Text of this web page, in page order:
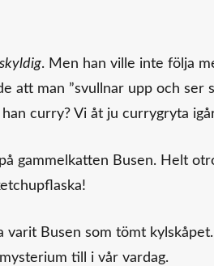
. Men han ville inte följa
att man ”svullnar upp och ser
curry? Vi åt ju currygryta
gammelkatten Busen. Helt
varit Busen som tömt
till i vår vardag.